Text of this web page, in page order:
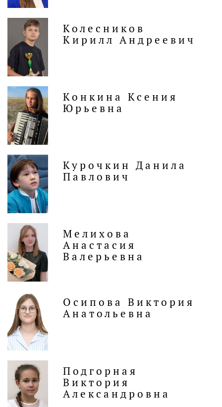
Колесников
Кирилл Андреевич
Конкина Ксения
Юрьевна
Курочкин Данила
Павлович
Мелихова
Анастасия
Валерьевна
Осипова Виктория
Анатольевна
Подгорная
Виктория
Александровна